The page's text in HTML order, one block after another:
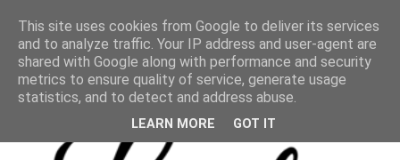
This site uses cookies from Google to deliver its services
and to analyze traffic. Your IP address and user-agent are
shared with Google along with performance and security
metrics to ensure quality of service, generate usage
statistics, and to detect and address abuse.
LEARN MORE GOT IT